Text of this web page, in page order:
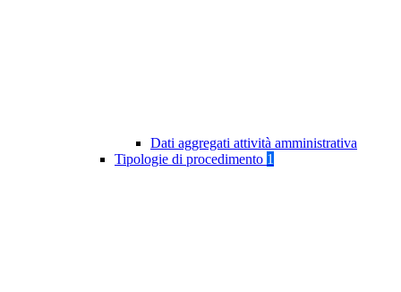
Dati aggregati attività amministrativa
Tipologie di procedimento 1